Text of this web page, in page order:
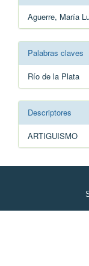
Aguerre, María
Palabras claves
Río de la Plata
Descriptores
ARTIGUISMO